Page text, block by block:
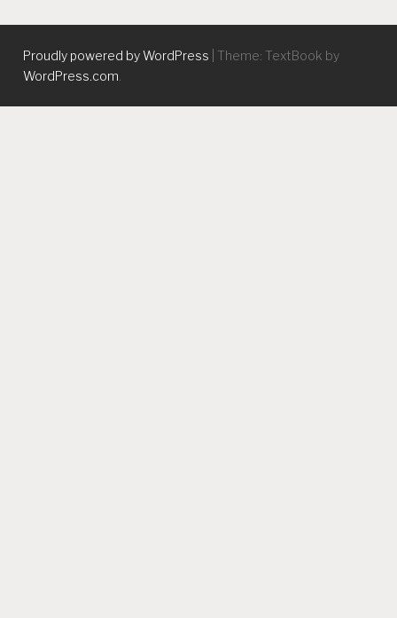
Proudly powered by WordPress
Theme: TextBook by
WordPress.com